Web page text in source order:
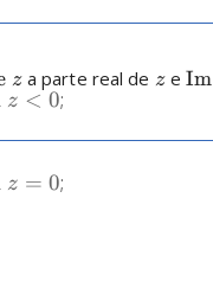
z a parte real de z e Im
z < 0;
z = 0;